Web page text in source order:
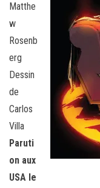
Matthe
w
Rosenb
erg
Dessin
de
Carlos
Villa
Paruti
on aux
USA le